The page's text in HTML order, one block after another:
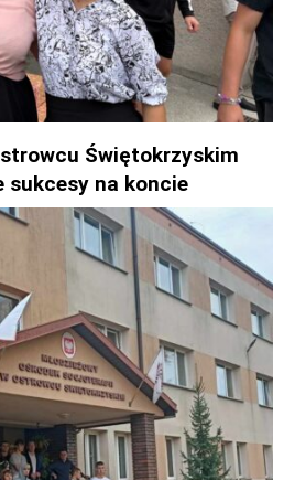
Świętokrzyskim
sukcesy na koncie